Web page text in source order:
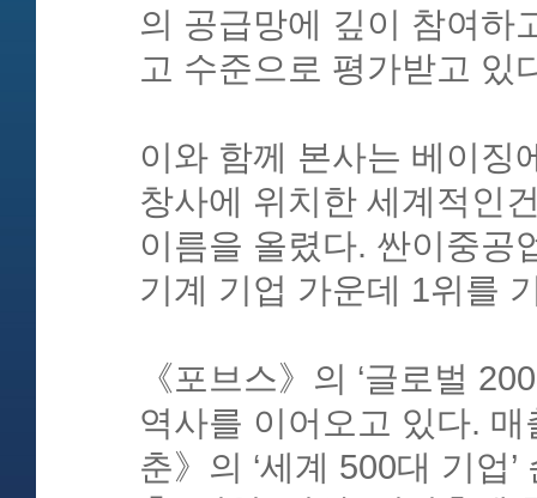
의 공급망에 깊이 참여하
고 수준으로 평가받고 있
이와 함께 본사는 베이징
창사에 위치한 세계적인
이름을 올렸다. 싼이중공
기계 기업 가운데 1위를
《포브스》의 ‘글로벌
역사를 이어오고 있다.
춘》의 ‘세계 500대 기업